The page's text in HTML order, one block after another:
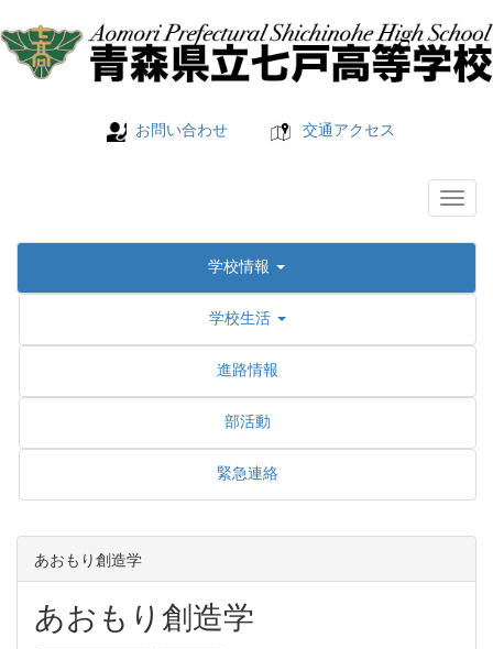
お問い合わせ 交通アクセス
学校情報
学校生活
進路情報
部活動
緊急連絡
あおもり創造学
あおもり創造学